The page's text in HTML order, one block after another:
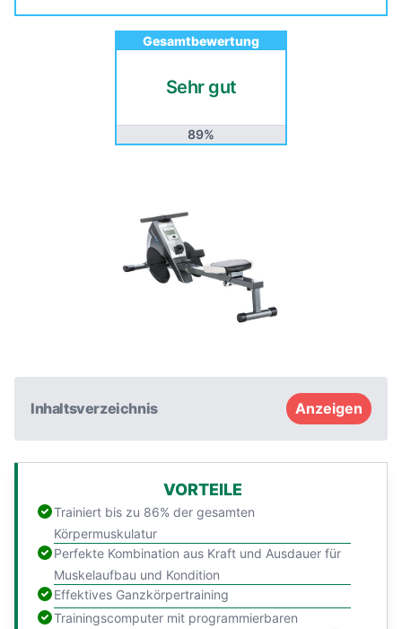
Gesamtbewertung
Sehr gut
89%
Inhaltsverzeichnis Anzeigen
VORTEILE
Trainiert bis zu 86% der gesamten
Körpermuskulatur
Perfekte Kombination aus Kraft und Ausdauer für
Muskelaufbau und Kondition
Effektives Ganzkörpertraining
Trainingscomputer mit programmierbaren